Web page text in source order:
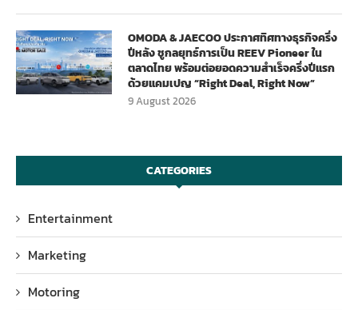
OMODA & JAECOO ประกาศทิศทางธุรกิจครึ่ง
ปีหลัง ชูกลยุทธ์การเป็น REEV Pioneer ใน
ตลาดไทย พร้อมต่อยอดความสำเร็จครึ่งปีแรก
ด้วยแคมเปญ “Right Deal, Right Now”
9 August 2026
CATEGORIES
Entertainment
Marketing
Motoring